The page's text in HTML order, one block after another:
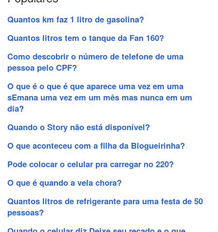
Quantos km faz 1 litro de gasolina?
Quantos litros tem o tanque da Fan 160?
Como descobrir o número de telefone de uma
pessoa pelo CPF?
O que é o que é que aparece uma vez em uma
sEmana uma vez em um mês mas nunca em um
dia?
Quando o Story não está disponível?
O que aconteceu com a filha da Blogueirinha?
Pode colocar o celular pra carregar no 220?
O que é quando a vela chora?
Quantos litros de refrigerante para uma festa de 50
pessoas?